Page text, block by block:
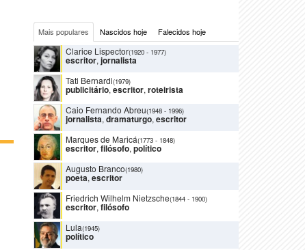
Mais populares Nascidos hoje Falecidos hoje
Clarice Lispector(1920 - 1977)
escritor, jornalista
Tati Bernardi(1979)
publicitário, escritor, roteirista
Caio Fernando Abreu(1948 - 1996)
jornalista, dramaturgo, escritor
Marques de Maricá(1773 - 1848)
escritor, filósofo, político
Augusto Branco(1980)
poeta, escritor
Friedrich Wilhelm Nietzsche(1844 - 1900)
escritor, filósofo
Lula(1945)
político